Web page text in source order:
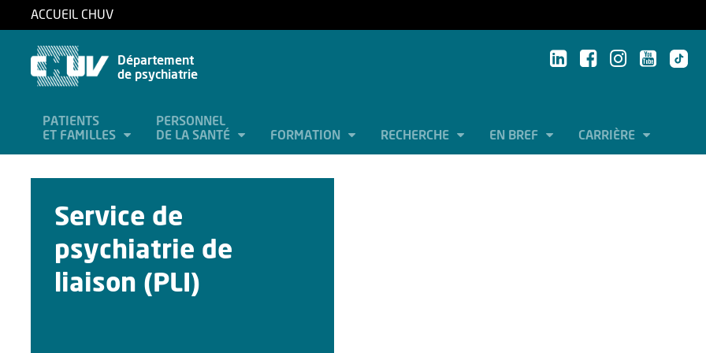
ACCUEIL CHUV
Département
de psychiatrie
PATIENTS
ET FAMILLES
PERSONNEL
DE LA SANTÉ
FORMATION RECHERCHE EN BREF CARRIÈRE
Service de
psychiatrie de
liaison (PLI)